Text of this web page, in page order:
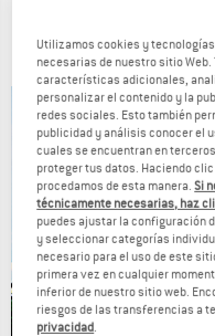
a partir de 39,95 €
4,9(20)
Utilizamos cookies y
necesarias de nuestro sitio
características adicionales,
personalizar el contenido y la
redes sociales. Esto también
publicidad y análisis conocer el
cuales se encuentran en
proteger tus datos. Haciendo clic
procedamos de esta manera.Si
técnicamente necesarias, haz
puedes ajustar la configuración
y seleccionar categorías
necesario para el uso de este
primera vez en cualquier
inferior de nuestro sitio web.
riesgos de las transferencias a
privacidad.